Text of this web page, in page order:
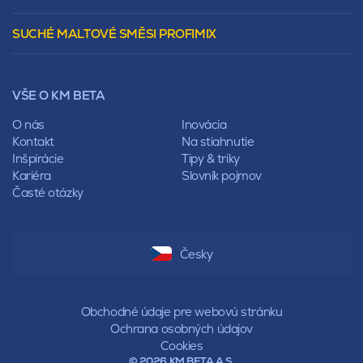
Stanová
Mansardová
Pultová
Sedlová
Polovalbová
Stanová
Mansardová
Pultová
Hodonka
Vencovky
Preklady
Lícové murivo
Pálené zdivo Profiblok
Nosné murivo
Priečky
Vencovky
Preklady
SUCHÉ MALTOVÉ SMĚSI PROFIMIX
VŠE O KM BETA
O nás
Inovácia
Kontakt
Na stiahnutie
Inšpirácie
Tipy & triky
Kariéra
Slovník pojmov
Časté otázky
Česky
Obchodné údaje pre webovú stránku
Ochrana osobných údajov
Cookies